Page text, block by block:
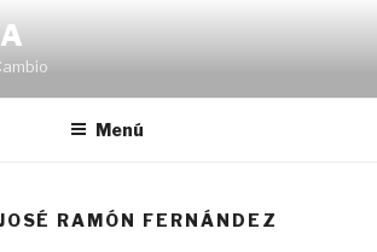
Menú
RAMÓN FERNÁNDEZ